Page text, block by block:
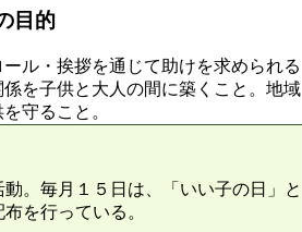
目的
ール・挨拶を通じて助けを求められる
係を子供と大人の間に築くこと。地域
守ること。
。毎月１５日は、「いい子の日」と
を行っている。